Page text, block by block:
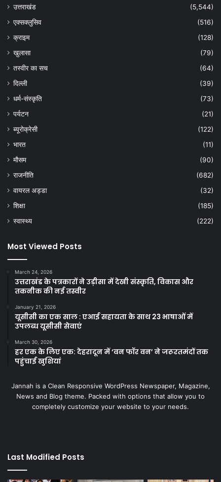
उत्तराखंड
(5,544)
एक्सक्लुसिव
(516)
क्राइम
(128)
खुलासा
(79)
तस्वीर का सच
(64)
दिल्ली
(39)
धर्म-संस्कृति
(73)
पर्यटन
(21)
ब्यूरोक्रेसी
(122)
भारत
(11)
मौसम
(90)
राजनीति
(682)
वायरल अड्डा
(32)
शिक्षा
(185)
स्वास्थ्य
(222)
Most Viewed Posts
March 24, 2026
उत्तराखंड के पत्रकारों ने उड़ीसा में देखी संस्कृति, विकास और
तकनीक की नई तस्वीर
January 21, 2026
यूसीसी का एक साल : एआई सहायता के साथ 23 भाषाओं में
उपलब्ध यूसीसी सेवाएं
March 30, 2026
हर एक के लिए एक: देहरादून में ‘वन फॉर वन’ ने जरूरतमंदों तक
पहुंचाई खुशियां
Jannah is a Clean Responsive WordPress Newspaper, Magazine,
News and Blog theme. Packed with options that allow you to
completely customize your website to your needs.
Last Modified Posts